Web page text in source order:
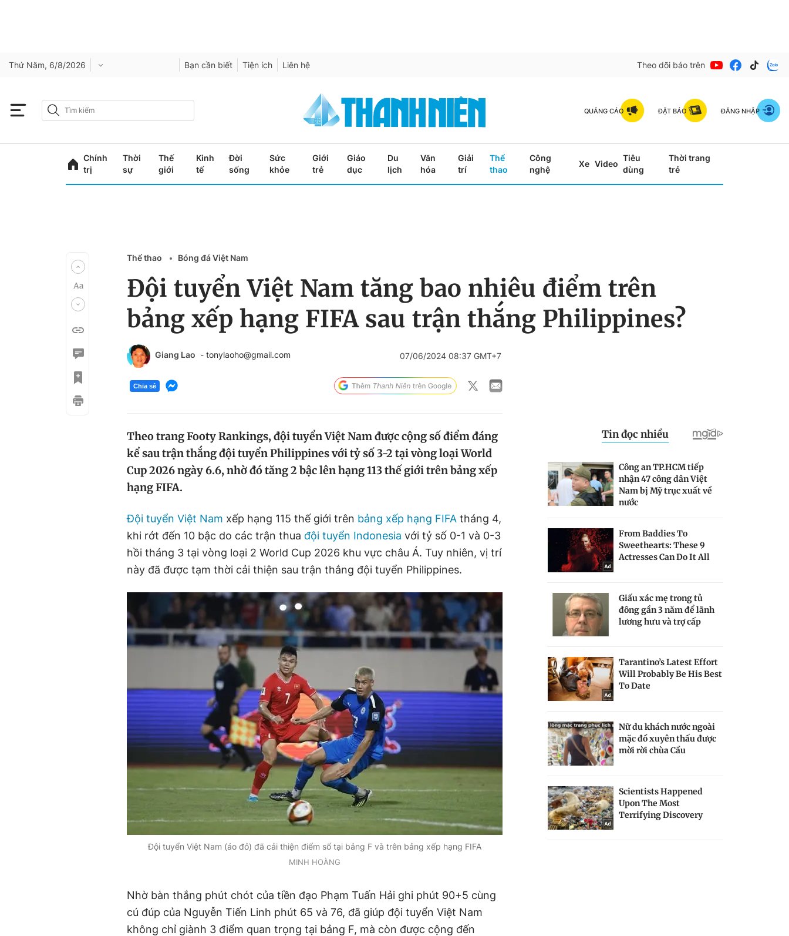
Thứ Năm, 6/8/2026 Bạn cần biết Tiện ích Liên hệ Theo dõi báo trên
QUẢNG CÁO ĐẶT BÁO ĐĂNG NHẬP
Chính
trị
Thời
sự
Thế
giới
Kinh
tế
Đời
sống
Sức
khỏe
Giới
trẻ
Giáo
dục
Du
lịch
Văn
hóa
Giải
trí
Thể
thao
Công
nghệ
Xe Video
Tiêu
dùng
Thời trang
trẻ
Thể thao Bóng đá Việt Nam
Đội tuyển Việt Nam tăng bao nhiêu điểm trên
bảng xếp hạng FIFA sau trận thắng Philippines?
Giang Lao - tonylaoho@gmail.com 07/06/2024 08:37 GMT+7
Chia sẻ
Theo trang Footy Rankings, đội tuyển Việt Nam được cộng số điểm đáng
kể sau trận thắng đội tuyển Philippines với tỷ số 3-2 tại vòng loại World
Cup 2026 ngày 6.6, nhờ đó tăng 2 bậc lên hạng 113 thế giới trên bảng xếp
hạng FIFA.
Đội tuyển Việt Nam xếp hạng 115 thế giới trên bảng xếp hạng FIFA tháng 4,
khi rớt đến 10 bậc do các trận thua đội tuyển Indonesia với tỷ số 0-1 và 0-3
hồi tháng 3 tại vòng loại 2 World Cup 2026 khu vực châu Á. Tuy nhiên, vị trí
này đã được tạm thời cải thiện sau trận thắng đội tuyển Philippines.
Đội tuyển Việt Nam (áo đỏ) đã cải thiện điểm số tại bảng F và trên bảng xếp hạng FIFA
MINH HOÀNG
Nhờ bàn thắng phút chót của tiền đạo Phạm Tuấn Hải ghi phút 90+5 cùng
cú đúp của Nguyễn Tiến Linh phút 65 và 76, đã giúp đội tuyển Việt Nam
không chỉ giành 3 điểm quan trọng tại bảng F, mà còn được cộng đến